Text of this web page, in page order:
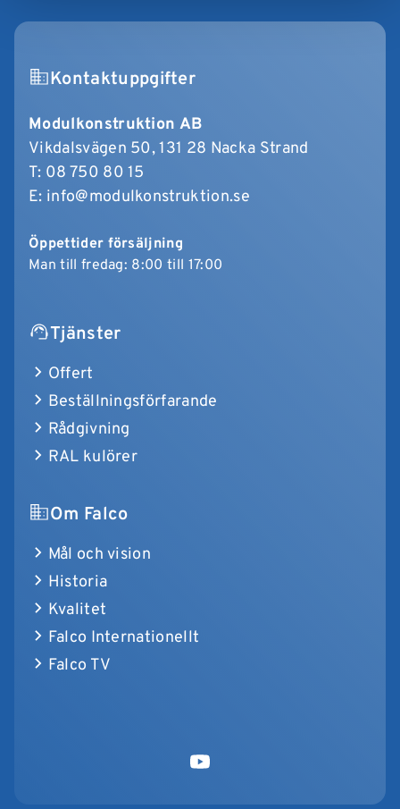
Kontaktuppgifter
Modulkonstruktion AB
Vikdalsvägen 50, 131 28 Nacka Strand
T: 08 750 80 15
E: info@modulkonstruktion.se
Öppettider försäljning
Man till fredag: 8:00 till 17:00
Tjänster
Offert
Beställningsförfarande
Rådgivning
RAL kulörer
Om Falco
Mål och vision
Historia
Kvalitet
Falco Internationellt
Falco TV